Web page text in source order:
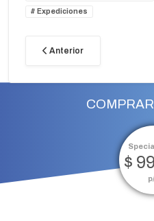
Expediciones
Anterior
$